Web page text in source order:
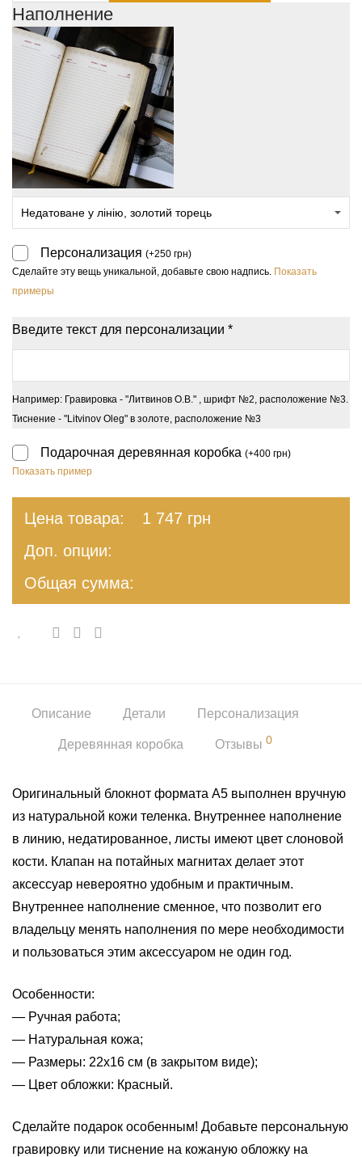
Наполнение
Персонализация (+250 грн)
Сделайте эту вещь уникальной, добавьте свою надпись. Показать
примеры
Введите текст для персонализации *
Например: Гравировка - "Литвинов О.В." , шрифт №2, расположение №3.
Тиснение - "Litvinov Oleg" в золоте, расположение №3
Подарочная деревянная коробка (+400 грн)
Показать пример
Цена товара: 1 747 грн
Доп. опции:
Общая сумма:
Описание Детали Персонализация
Деревянная коробка Отзывы 0
Оригинальный блокнот формата А5 выполнен вручную
из натуральной кожи теленка. Внутреннее наполнение
в линию, недатированное, листы имеют цвет слоновой
кости. Клапан на потайных магнитах делает этот
аксессуар невероятно удобным и практичным.
Внутреннее наполнение сменное, что позволит его
владельцу менять наполнения по мере необходимости
и пользоваться этим аксессуаром не один год.
Особенности:
— Ручная работа;
— Натуральная кожа;
— Размеры: 22х16 см (в закрытом виде);
— Цвет обложки: Красный.
Сделайте подарок особенным! Добавьте персональную
гравировку или тиснение на кожаную обложку на